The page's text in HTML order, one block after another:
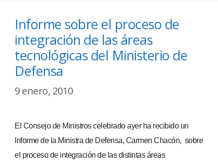
Informe sobre el proceso de
integración de las áreas
tecnológicas del Ministerio de
Defensa
9 enero, 2010
El Consejo de Ministros celebrado ayer ha recibido un
Informe de la Ministra de Defensa, Carmen Chacón, sobre
el proceso de integración de las distintas áreas